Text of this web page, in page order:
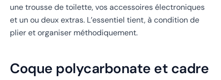
une trousse de toilette, vos accessoires électroniques
et un ou deux extras. L’essentiel tient, à condition de
plier et organiser méthodiquement.
Coque polycarbonate et cadre